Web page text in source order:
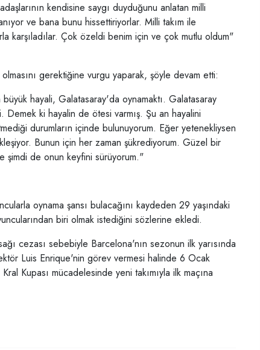
kendisine saygı duyduğunu anlatan milli
ve bana bunu hissettiriyorlar. Milli takım ile
karşıladılar. Çok özeldi benim için ve çok mutlu oldum"
gerektiğine vurgu yaparak, şöyle devam etti:
hayali, Galatasaray'da oynamaktı. Galatasaray
Demek ki hayalin de ötesi varmış. Şu an hayalini
durumların içinde bulunuyorum. Eğer yetenekliysen
Bunun için her zaman şükrediyorum. Güzel bir
şimdi de onun keyfini sürüyorum."
oynama şansı bulacağını kaydeden 29 yaşındaki
biri olmak istediğini sözlerine ekledi.
cezası sebebiyle Barcelona'nın sezonun ilk yarısında
Luis Enrique'nin görev vermesi halinde 6 Ocak
Kupası mücadelesinde yeni takımıyla ilk maçına